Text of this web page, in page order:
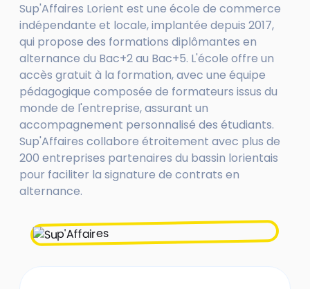
​Sup'Affaires Lorient est une école de commerce
indépendante et locale, implantée depuis 2017,
qui propose des formations diplômantes en
alternance du Bac+2 au Bac+5. L'école offre un
accès gratuit à la formation, avec une équipe
pédagogique composée de formateurs issus du
monde de l'entreprise, assurant un
accompagnement personnalisé des étudiants.
Sup'Affaires collabore étroitement avec plus de
200 entreprises partenaires du bassin lorientais
pour faciliter la signature de contrats en
alternance.